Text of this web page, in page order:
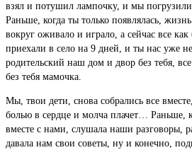
взял и потушил лампочку, и мы
Раньше, когда ты только появлялась,
вокруг оживало и играло, а сейчас все
приехали в село на 9 дней, и ты нас уже
родительский наш дом и двор без тебя,
без тебя мамочка.
Мы, твои дети, снова собрались все
болью в сердце и молча плачет… Раньше,
вместе с нами, слушала наши разговоры,
давала нам свои советы, ну и конечно,